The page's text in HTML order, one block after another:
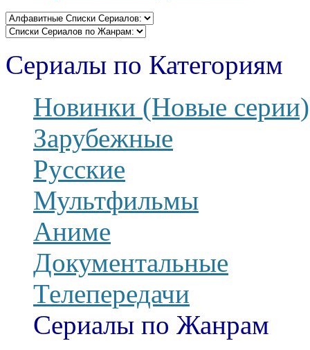
Сериалы по Категориям
Новинки (Новые серии)
Зарубежные
Русские
Мультфильмы
Аниме
Документальные
Телепередачи
Сериалы по Жанрам